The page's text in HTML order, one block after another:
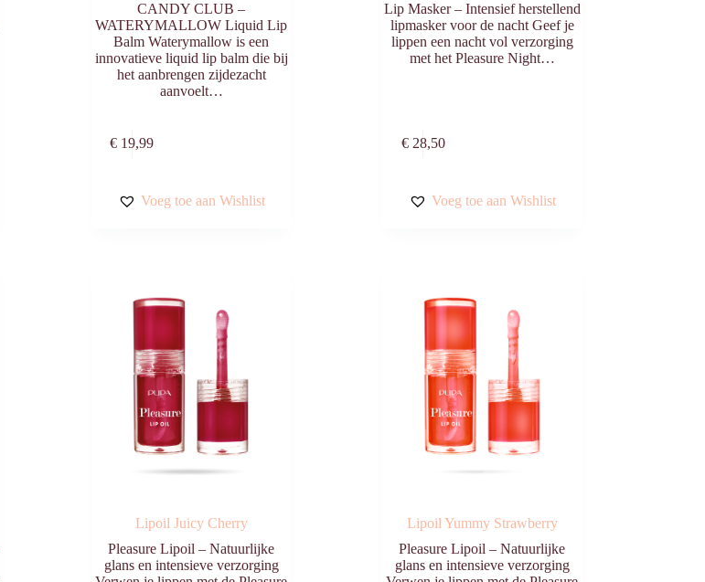
CANDY CLUB –
WATERYMALLOW Liquid Lip
Balm Waterymallow is een
innovatieve liquid lip balm die bij
het aanbrengen zijdezacht
aanvoelt…
€ 19,99
product
variaties.
Voeg toe aan Wishlist
Lip Masker – Intensief herstellend
lipmasker voor de nacht Geef je
lippen een nacht vol verzorging
met het Pleasure Night…
€28,50
Voeg toe aan Wishlist
Lipoil Juicy Cherry
Pleasure Lipoil – Natuurlijke
glans en intensieve verzorging
Lipoil Yummy Strawberry
Pleasure Lipoil – Natuurlijke
glans en intensieve verzorging